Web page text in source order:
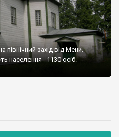
захід від Мени.
населення - 1130 осіб.